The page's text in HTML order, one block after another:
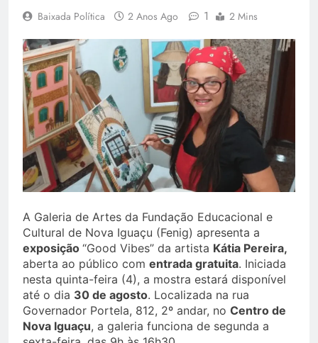
Baixada Política 2 Anos Ago 1 2 Mins
A Galeria de Artes da Fundação Educacional e
Cultural de Nova Iguaçu (Fenig) apresenta a
exposição “Good Vibes” da artista Kátia Pereira,
aberta ao público com entrada gratuita. Iniciada
nesta quinta-feira (4), a mostra estará disponível
até o dia 30 de agosto. Localizada na rua
Governador Portela, 812, 2º andar, no Centro de
Nova Iguaçu, a galeria funciona de segunda a